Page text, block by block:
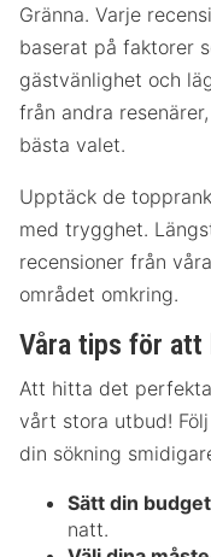
Gränna. Varje
baserat på faktorer
gästvänlighet och
från andra
bästa valet.
Upptäck de
med trygghet.
recensioner från
området omkring.
Våra tips för att
Att hitta det
vårt stora utbud!
din sökning
Sätt din budget
natt.